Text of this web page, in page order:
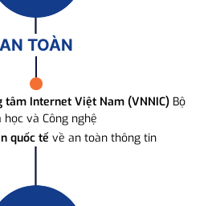
AN TOÀN
tâm Internet Việt Nam (VNNIC) Bộ
học và Công nghệ
quốc tế về an toàn thông tin